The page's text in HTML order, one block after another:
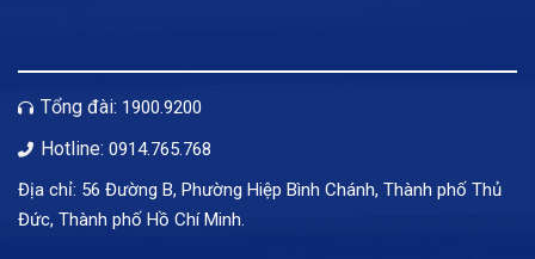
Tổng đài: 1900.9200
Hotline: 0914.765.768
Địa chỉ: 56 Đường B, Phường Hiệp Bình Chánh, Thành phố Thủ
Đức, Thành phố Hồ Chí Minh.